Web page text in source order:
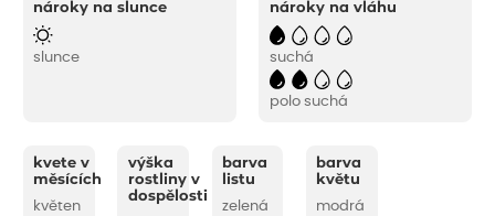
nároky na slunce
slunce
nároky na vláhu
suchá
polo suchá
kvete v
měsících
květen
výška
rostliny v
dospělosti
barva
listu
zelená
barva
květu
modrá